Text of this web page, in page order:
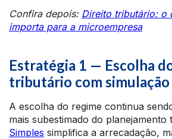
Confira depois: Direito tributário: o
importa para a microempresa
Estratégia 1 — Escolha
tributário com simulação
A escolha do regime continua
mais subestimado do planejamento
Simples simplifica a arrecadação,